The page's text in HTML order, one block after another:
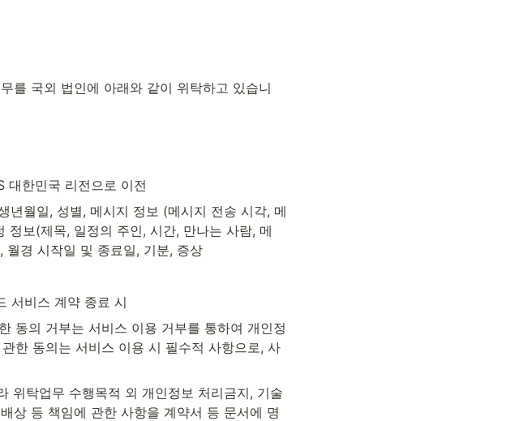
국외 법인에 아래와 같이 위탁하고 있습니
대한민국 리전으로 이전
년월일, 성별, 메시지 정보 (메시지 전송 시각, 메
보(제목, 일정의 주인, 시간, 만나는 사람, 메
월경 시작일 및 종료일, 기분, 증상
서비스 계약 종료 시
동의 거부는 서비스 이용 거부를 통하여 개인정
한 동의는 서비스 이용 시 필수적 사항으로, 사
탁업무 수행목적 외 개인정보 처리금지, 기술
상 등 책임에 관한 사항을 계약서 등 문서에 명